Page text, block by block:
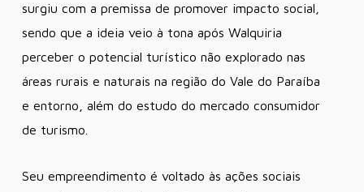
surgiu com a premissa de promover impacto social,
sendo que a ideia veio à tona após Walquiria
perceber o potencial turístico não explorado nas
áreas rurais e naturais na região do Vale do Paraíba
e entorno, além do estudo do mercado consumidor
de turismo.
Seu empreendimento é voltado às ações sociais